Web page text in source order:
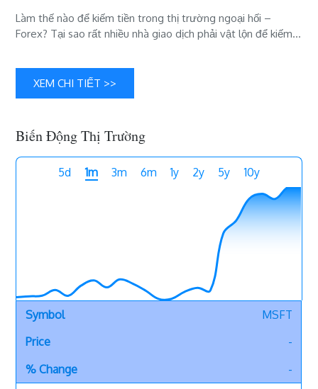
nếu
như
biết
cách
các
Giao
Ngân
Làm thế nào để kiếm tiền trong thị trường ngoại hối –
Forex? Tại sao rất nhiều nhà giao dịch phải vật lộn để kiếm…
XEM CHI TIẾT >>
Biến Động Thị Trường
5d 1m 3m 6m 1y 2y 5y 10y
MSFT
-
-